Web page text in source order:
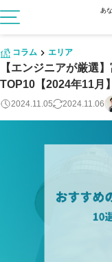
あ
コラム エリア
【エンジニアが厳選
TOP10【2024年11月】
2024.11.05 2024.11.06